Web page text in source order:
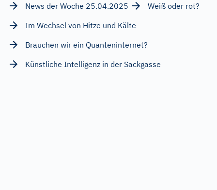
News der Woche 25.04.2025
Weiß oder rot?
Im Wechsel von Hitze und Kälte
Brauchen wir ein Quanteninternet?
Künstliche Intelligenz in der Sackgasse